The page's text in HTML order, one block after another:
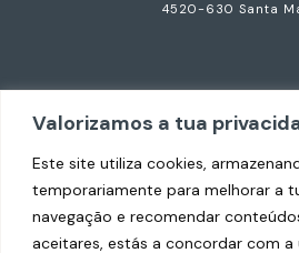
Valorizamos a tua
Este site utiliza cookies,
temporariamente para melhorar a
navegação e recomendar
aceitares, estás a concordar com a
4520-630 Santa
Copyright © 2026 Coimbra e
Todos os direitos
Termos &